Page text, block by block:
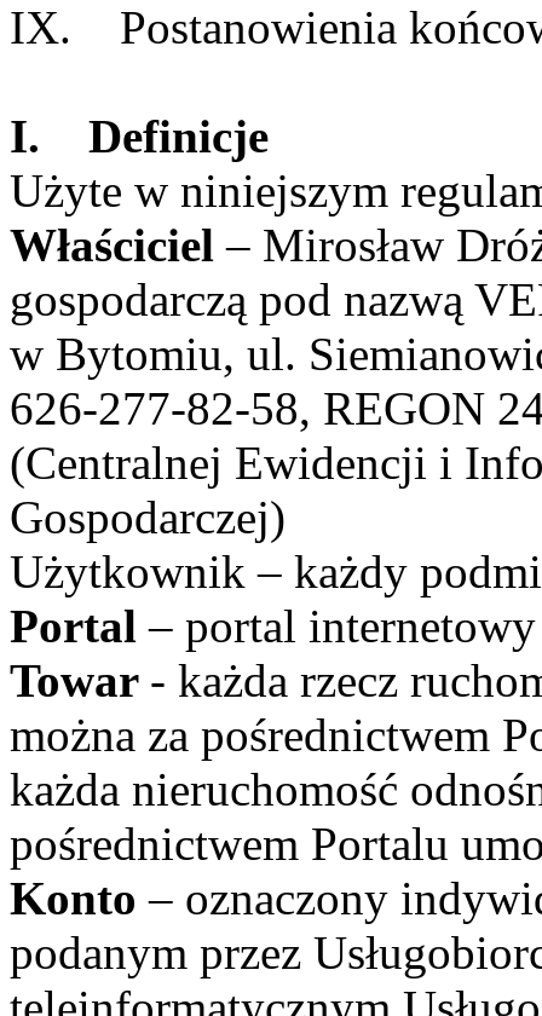
IX. Postanowienia
I. Definicje
Użyte w niniejszym
Właściciel– Mirosław
gospodarczą pod nazwą
w Bytomiu, ul.
626-277-82-58, REGON
(Centralnej Ewidencji i
Gospodarczej)
Użytkownik – każdy
Portal – portal
Towar - każda rzecz
można za pośrednictwem
każda nieruchomość
pośrednictwem Portalu
Konto– oznaczony
podanym przez